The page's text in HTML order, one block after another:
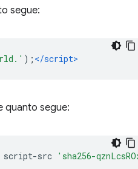
segue:
); </script>
quanto segue:
script-src 'sha256-